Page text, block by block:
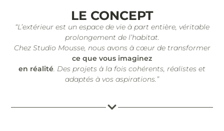
LE CONCEPT
“L’extérieur est un espace de vie à part entière, véritable
prolongement de l’habitat.
Chez Studio Mousse, nous avons à cœur de transformer
ce que vous imaginez
en réalité. Des projets à la fois cohérents, réalistes et
adaptés à vos aspirations.”